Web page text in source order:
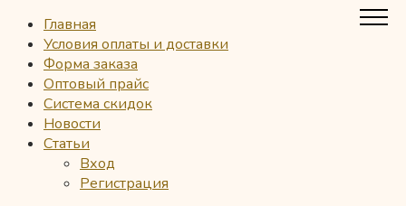
Главная
Условия оплаты и доставки
Форма заказа
Оптовый прайс
Система скидок
Новости
Статьи
Вход
Регистрация